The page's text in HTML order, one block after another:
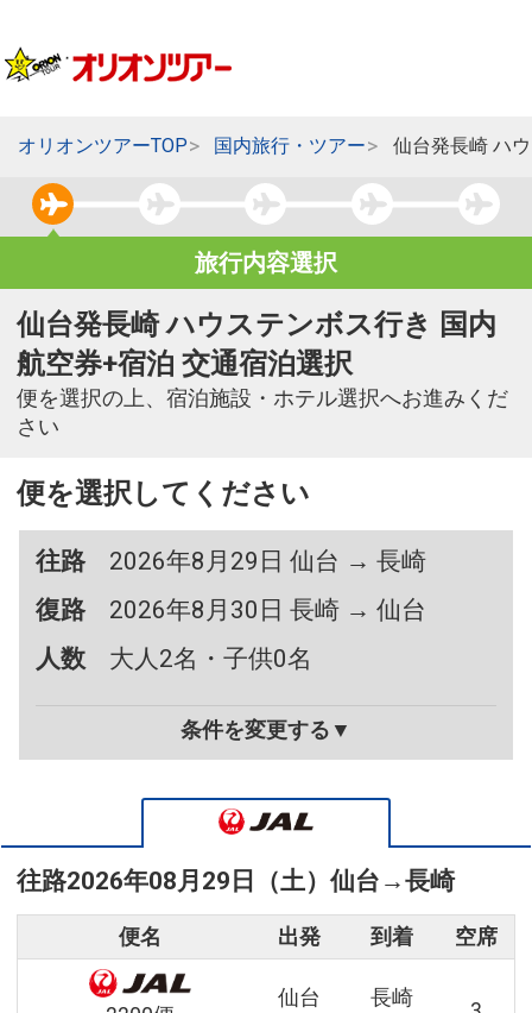
オリオンツアーTOP 国内旅行・ツアー 仙台発長崎 ハ
旅行内容選択
仙台発長崎 ハウステンボス行き 国内
航空券+宿泊 交通宿泊選択
便を選択の上、宿泊施設・ホテル選択へお進みくだ
さい
便を選択してください
往路
2026年8月29日 仙台 → 長崎
復路
2026年8月30日 長崎 → 仙台
人数
大人2名・子供0名
条件を変更する▼
往路2026年08月29日（土） 仙台 →長崎
便名 出発 到着 空席
仙台
長崎